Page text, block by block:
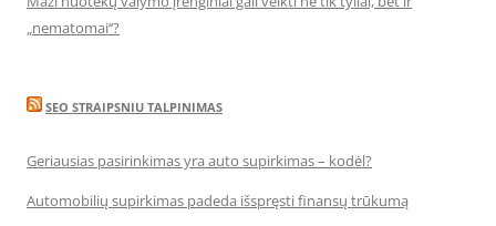
„nematomai‘‘?
SEO STRAIPSNIU TALPINIMAS
Geriausias pasirinkimas yra auto supirkimas – kodėl?
Automobilių supirkimas padeda išspręsti finansų trūkumą